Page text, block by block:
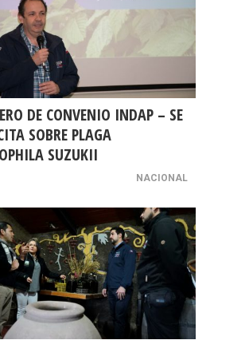
DE CONVENIO INDAP – SE
SOBRE PLAGA
SUZUKII
NACIONAL